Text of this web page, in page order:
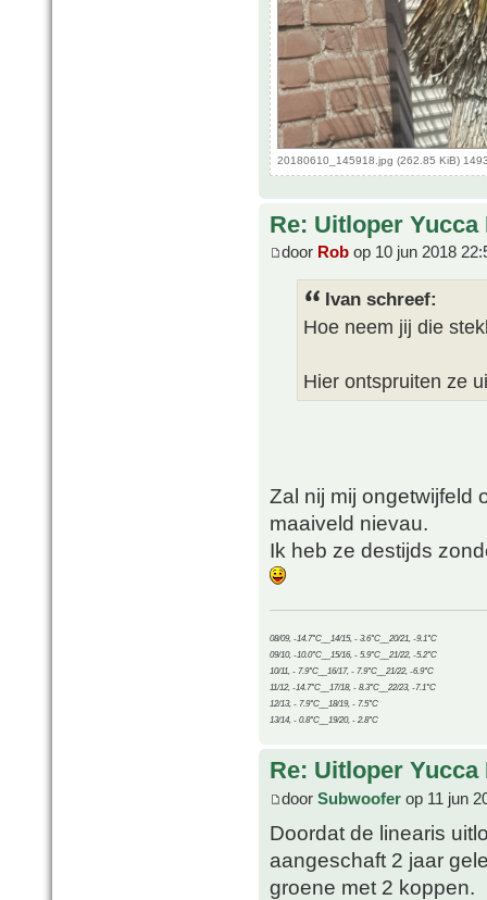
20180610_145918.jpg (262.85 KiB)
Re: Uitloper
door Rob op 10 jun 2018
Ivan schreef:
Hoe neem jij die
Hier ontspruiten ze
Zal nij mij ongetwijfeld
maaiveld nievau.
Ik heb ze destijds
08/09, -14.7°C__14/15, - 3.6°C__20/21, -9.1°C
09/10, -10.0°C__15/16, - 5.9°C__21/22, -5.2°C
10/11, - 7.9°C__16/17, - 7.9°C__21/22, -6.9°C
11/12, -14.7°C__17/18, - 8.3°C__22/23, -7.1°C
12/13, - 7.9°C__18/19, - 7.5°C
13/14, - 0.8°C__19/20, - 2.8°C
Re: Uitloper
door Subwoofer op 11 jun
Doordat de linearis
aangeschaft 2 jaar
groene met 2 koppen.